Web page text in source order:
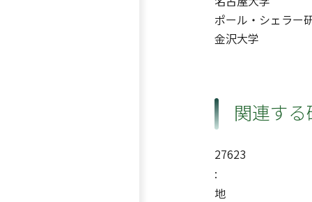
ポール・シェラー
金沢大学
関連す
27623
:
地